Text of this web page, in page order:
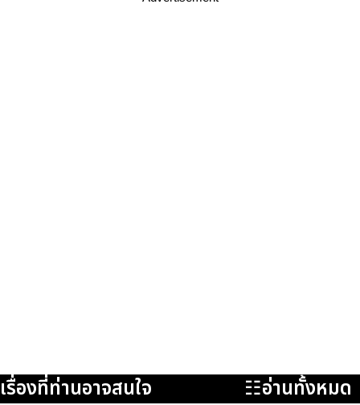
เรื่องที่ท่านอาจสนใจ ☷อ่านทั้งหมด